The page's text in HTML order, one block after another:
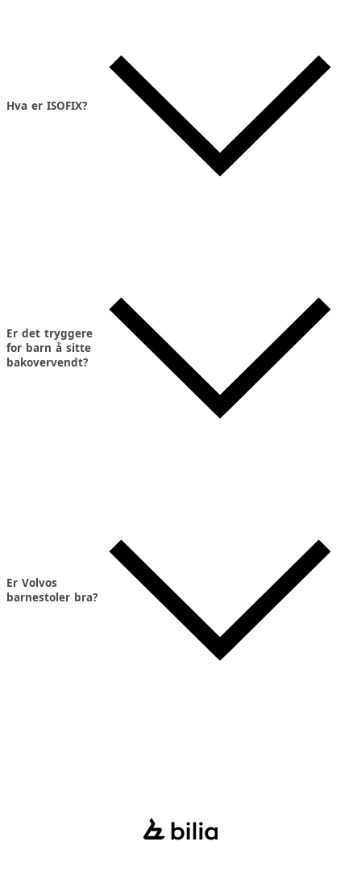
Hva er ISOFIX?
Er det tryggere
for barn å sitte
bakovervendt?
Er Volvos
barnestoler bra?